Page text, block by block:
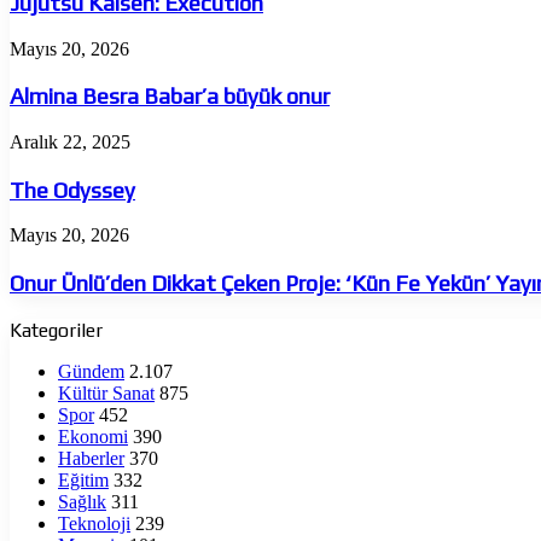
Almina
Babar’a
büyük
onur
Mayıs 20, 2026
Almina Besra Babar’a büyük onur
The
Aralık 22, 2025
The Odyssey
Onur
Dikkat
Çeken
Proje:
‘Kün
Yekün’
Yayında
Mayıs 20, 2026
Onur Ünlü’den Dikkat Çeken Proje: ‘Kün Fe Yekün’
Kategoriler
Gündem 2.107
Kültür Sanat 875
Spor 452
Ekonomi 390
Haberler 370
Eğitim 332
Sağlık 311
Teknoloji 239